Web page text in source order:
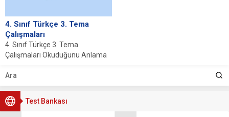
Test Bankası
4. Sınıf Türkçe 3. Tema
Çalışmaları
4. Sınıf Türkçe 3. Tema
Çalışmaları Okuduğunu Anlama
Anlamlı Sözcükler...